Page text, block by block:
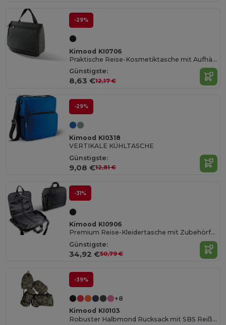
-29%
Kimood KI0706
Praktische Reise-Kosmetiktasche mit Aufhänger
Günstigste:
8,63 €12,17 €
-29%
Kimood KI0318
VERTIKALE KÜHLTASCHE
Günstigste:
9,08 €12,81 €
-31%
Kimood KI0906
Premium Reise-Kleidertasche mit Zubehörfächern
Günstigste:
34,92 €50,79 €
-39%
+8
Kimood KI0103
Robuster Halbmond Rucksack mit SBS Reißverschlüssen